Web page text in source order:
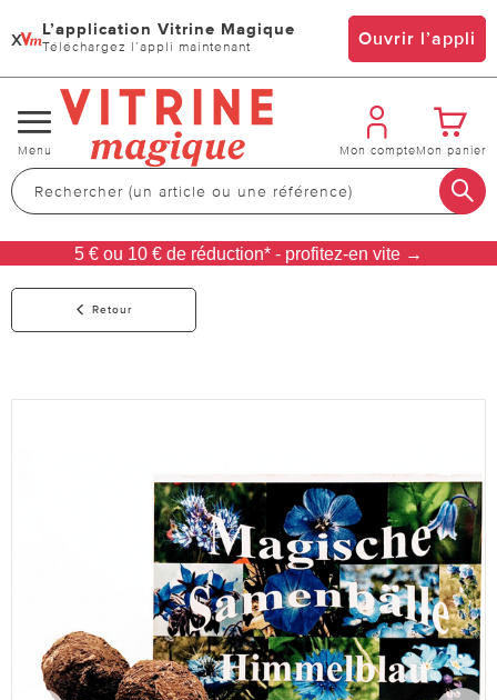
x L’application Vitrine Magique
Téléchargez l’appli maintenant Ouvrir l’appli
Changer
de
navigation
Menu Mon compteMon panier
5 € ou 10 € de réduction* - profitez-en vite →
Retour